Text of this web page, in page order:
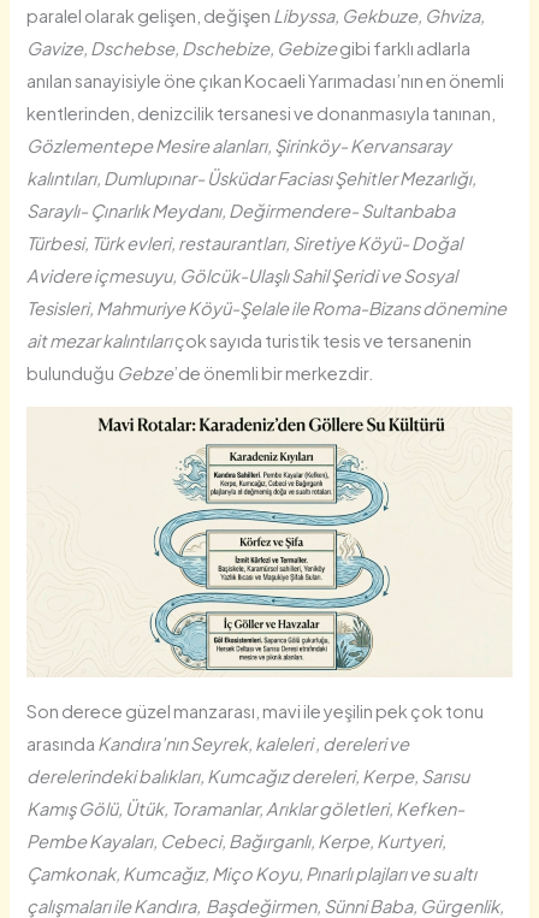
paralel olarak gelişen, değişen Libyssa, Gekbuze, Ghviza,
Gavize, Dschebse, Dschebize, Gebizegibi farklı adlarla
anılan sanayisiyle öne çıkan Kocaeli Yarımadası’nın en önemli
kentlerinden, denizcilik tersanesi ve donanmasıyla tanınan,
Gözlementepe Mesire alanları, Şirinköy- Kervansaray
kalıntıları, Dumlupınar- Üsküdar Faciası Şehitler Mezarlığı,
Saraylı- Çınarlık Meydanı, Değirmendere- Sultanbaba
Türbesi, Türk evleri, restaurantları, Siretiye Köyü- Doğal
Avidere içmesuyu, Gölcük-Ulaşlı Sahil Şeridi ve Sosyal
Tesisleri, Mahmuriye Köyü-Şelale ile Roma-Bizans dönemine
ait mezar kalıntılarıçok sayıda turistik tesis ve tersanenin
bulunduğu Gebze’de önemli bir merkezdir.
Son derece güzel manzarası, mavi ile yeşilin pek çok tonu
arasında Kandıra’nın Seyrek, kaleleri , dereleri ve
derelerindeki balıkları, Kumcağız dereleri, Kerpe, Sarısu
Kamış Gölü, Ütük, Toramanlar, Arıklar göletleri, Kefken-
Pembe Kayaları, Cebeci, Bağırganlı, Kerpe, Kurtyeri,
Çamkonak, Kumcağız, Miço Koyu, Pınarlı plajları ve su altı
çalışmaları ile Kandıra, Başdeğirmen, Sünni Baba, Gürgenlik,